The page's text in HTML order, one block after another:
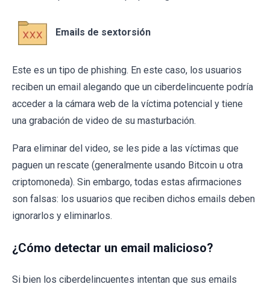
Emails de sextorsión
Este es un tipo de phishing. En este caso, los usuarios
reciben un email alegando que un ciberdelincuente podría
acceder a la cámara web de la víctima potencial y tiene
una grabación de video de su masturbación.
Para eliminar del video, se les pide a las víctimas que
paguen un rescate (generalmente usando Bitcoin u otra
criptomoneda). Sin embargo, todas estas afirmaciones
son falsas: los usuarios que reciben dichos emails deben
ignorarlos y eliminarlos.
¿Cómo detectar un email malicioso?
Si bien los ciberdelincuentes intentan que sus emails